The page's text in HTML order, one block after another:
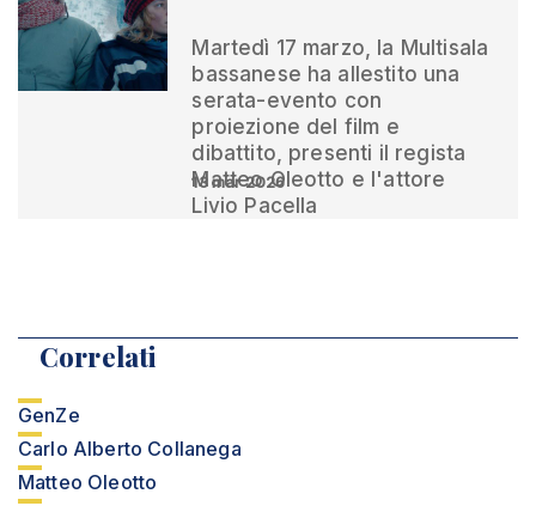
Martedì 17 marzo, la Multisala
bassanese ha allestito una
serata-evento con
proiezione del film e
dibattito, presenti il regista
Matteo Oleotto e l'attore
Livio Pacella
13 mar 2026
Correlati
GenZe
Carlo Alberto Collanega
Matteo Oleotto